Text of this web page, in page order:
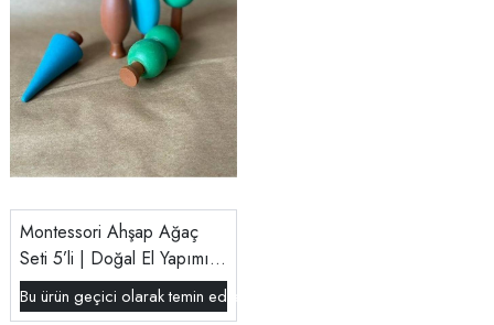
Montessori Ahşap Ağaç
Seti 5’li | Doğal El Yapımı
Waldorf Oyuncak | Tiny
Wood
Bu ürün geçici olarak temin edilememektedir.